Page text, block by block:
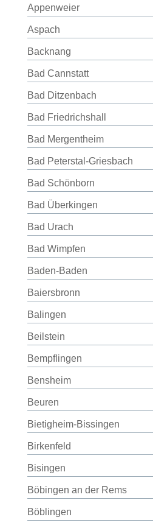
Appenweier
Aspach
Backnang
Bad Cannstatt
Bad Ditzenbach
Bad Friedrichshall
Bad Mergentheim
Bad Peterstal-Griesbach
Bad Schönborn
Bad Überkingen
Bad Urach
Bad Wimpfen
Baden-Baden
Baiersbronn
Balingen
Beilstein
Bempflingen
Bensheim
Beuren
Bietigheim-Bissingen
Birkenfeld
Bisingen
Böbingen an der Rems
Böblingen